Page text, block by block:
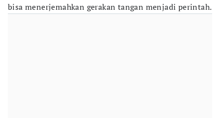
bisa menerjemahkan gerakan tangan menjadi perintah.